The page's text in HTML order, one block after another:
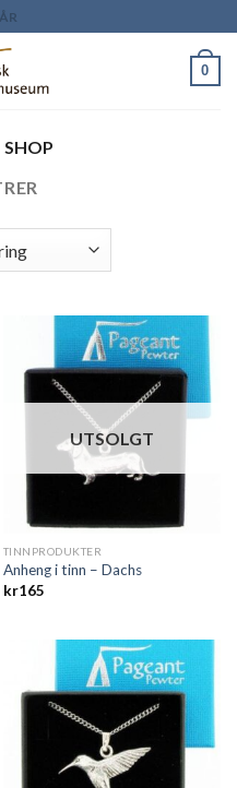
0
SHOP
UTSOLGT
TINNPRODUKTER
Anheng i tinn – Dachs
kr165